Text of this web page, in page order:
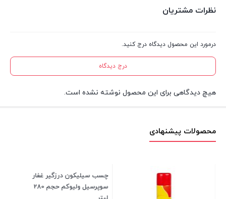
نظرات مشتریان
درمورد این محصول دیدگاه درج کنید.
درج دیدگاه
هیچ دیدگاهی برای این محصول نوشته نشده است.
محصولات پیشنهادی